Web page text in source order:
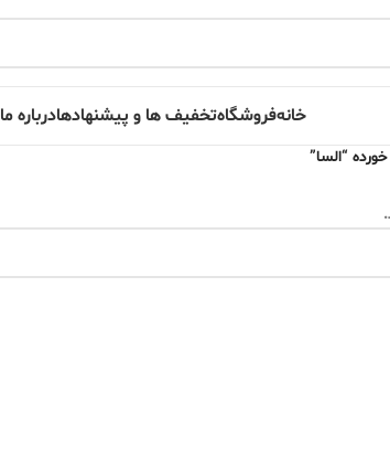
خانهفروشگاهتخفیف ها و پیشنهادهادرباره ما
“السا”